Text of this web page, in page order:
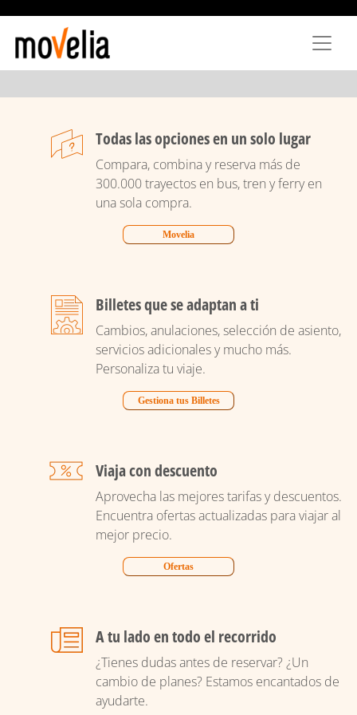
principal
Todas las opciones en un solo lugar
Compara, combina y reserva más de
300.000 trayectos en bus, tren y ferry en
una sola compra.
Movelia
Billetes que se adaptan a ti
Cambios, anulaciones, selección de asiento,
servicios adicionales y mucho más.
Personaliza tu viaje.
Gestiona tus Billetes
Viaja con descuento
Aprovecha las mejores tarifas y descuentos.
Encuentra ofertas actualizadas para viajar al
mejor precio.
Ofertas
A tu lado en todo el recorrido
¿Tienes dudas antes de reservar? ¿Un
cambio de planes? Estamos encantados de
ayudarte.